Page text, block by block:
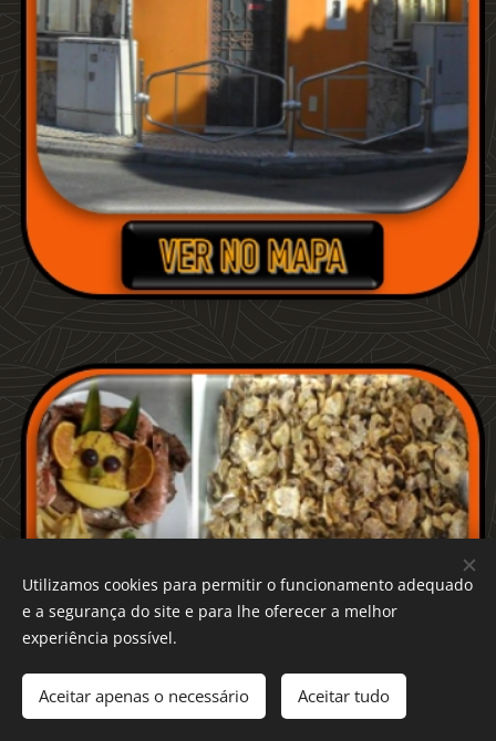
Utilizamos cookies para permitir o funcionamento adequado
e a segurança do site e para lhe oferecer a melhor
experiência possível.
Aceitar apenas o necessário Aceitar tudo